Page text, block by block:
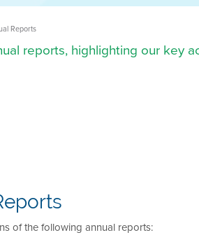
Reports
reports, highlighting our key
of the following annual reports: